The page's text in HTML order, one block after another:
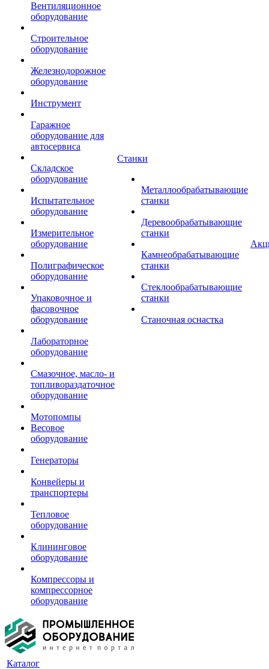
Вентиляционное
оборудование
Строительное
оборудование
Железнодорожное
оборудование
Инструмент
Гаражное
оборудование для
автосервиса
Складское
оборудование
Испытательное
оборудование
Измерительное
оборудование
Полиграфическое
оборудование
Упаковочное и
фасовочное
оборудование
Лабораторное
оборудование
Смазочное, масло- и
топливораздаточное
оборудование
Мотопомпы
Весовое
оборудование
Генераторы
Конвейеры и
транспортеры
Тепловое
оборудование
Клининговое
оборудование
Компрессоры и
компрессорное
оборудование
Станки
Металлообрабатывающие
станки
Деревообрабатывающие
станки
Камнеобрабатывающие
станки
Стеклообрабатывающие
станки
Станочная оснастка
Каталог